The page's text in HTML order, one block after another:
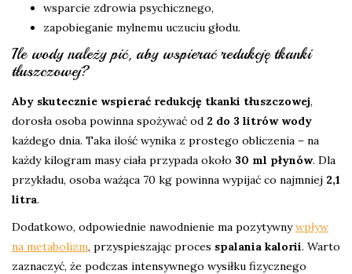
wsparcie zdrowia psychicznego,
zapobieganie mylnemu uczuciu głodu.
Ile wody należy pić, aby wspierać redukcję tkanki
tłuszczowej?
Aby skutecznie wspierać redukcję tkanki tłuszczowej,
dorosła osoba powinna spożywać od 2 do 3 litrów wody
każdego dnia. Taka ilość wynika z prostego obliczenia – na
każdy kilogram masy ciała przypada około 30 ml płynów. Dla
przykładu, osoba ważąca 70 kg powinna wypijać co najmniej 2,1
litra.
Dodatkowo, odpowiednie nawodnienie ma pozytywnywpływ
na metabolizm, przyspieszając proces spalania kalorii. Warto
zaznaczyć, że podczas intensywnego wysiłku fizycznego